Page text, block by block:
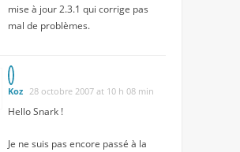
mise à jour 2.3.1 qui corrige pas
mal de problèmes.
Koz 28 octobre 2007 at 10 h 08 min
Hello Snark !
Je ne suis pas encore passé à la